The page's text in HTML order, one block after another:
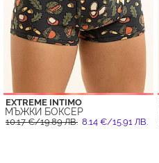
EXTREME INTIMO
МЪЖКИ БОКСЕР
10.17 €/19.89 ЛВ. 8.14 €/15.91 ЛВ.